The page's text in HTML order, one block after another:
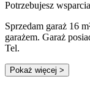
Potrzebujesz
Sprzedam garaż 16
garażem. Garaż
Tel.
Pokaż więcej >